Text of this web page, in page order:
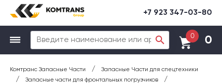
+7 923 347-03-80
0 0
Комтранс Запасные Части / Запасные Части для спецтехники
/ Запасные части для фронтальных погрузчиков /